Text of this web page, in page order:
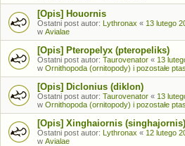
[Opis] Houornis
Ostatni post autor: Lythronax « 13 lutego
w Avialae
[Opis] Pteropelyx (pteropeliks)
Ostatni post autor: Taurovenator « 13
w Ornithopoda (ornitopody) i pozostałe
[Opis] Diclonius (diklon)
Ostatni post autor: Taurovenator « 13
w Ornithopoda (ornitopody) i pozostałe
[Opis] Xinghaiornis (singhajornis)
Ostatni post autor: Lythronax « 12 lutego
w Avialae